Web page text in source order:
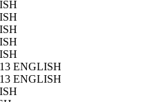
ENGLISH
ENGLISH